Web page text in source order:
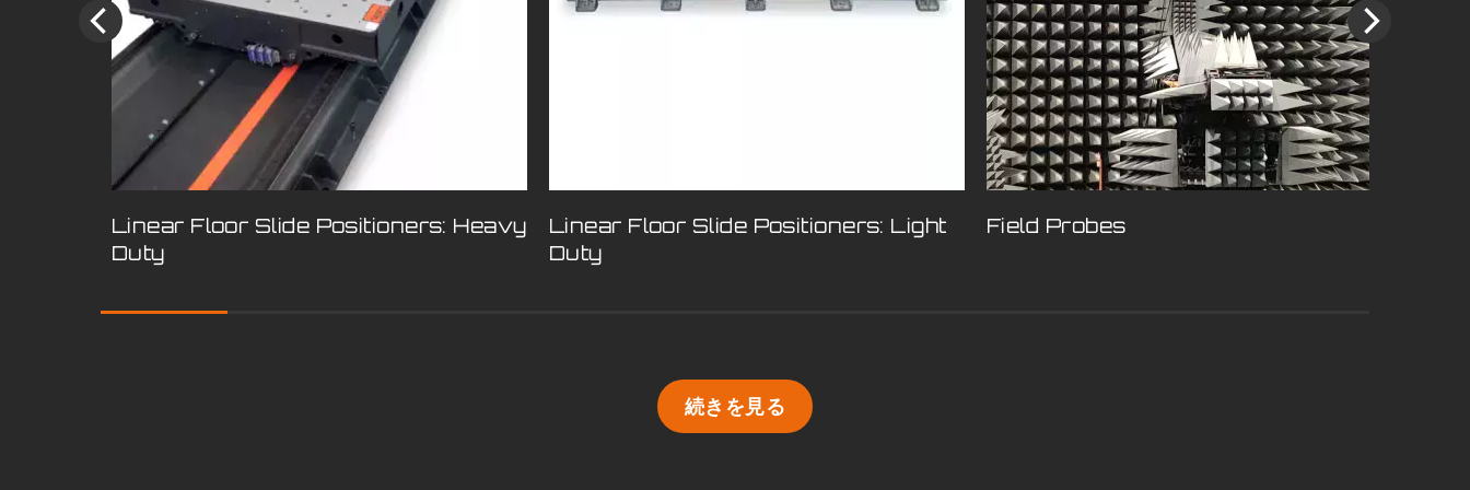
Linear Floor Slide Positioners: Heavy
Duty
Linear Floor Slide Positioners: Light
Duty
Field Probes
続きを見る